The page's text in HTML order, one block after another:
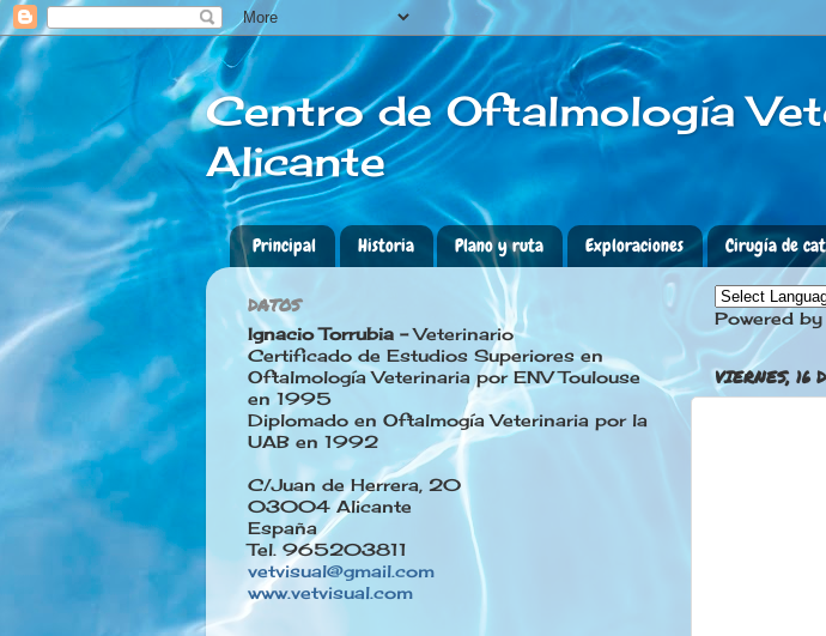
Centro de Oftalmología
Alicante
Principal Historia Plano y ruta Exploraciones Cirugía de
Powered by
VIERNES, 16
DATOS
Ignacio Torrubia -Veterinario
Certificado de Estudios Superiores en
Oftalmología Veterinaria por ENV Toulouse
en 1995
Diplomado en Oftalmogía Veterinaria por la
UAB en 1992
C/Juan de Herrera, 20
03004 Alicante
España
Tel. 965203811
vetvisual@gmail.com
www.vetvisual.com